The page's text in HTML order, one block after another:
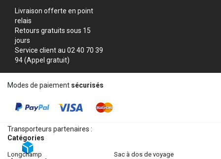
Livraison offerte en point
relais
Retours gratuits sous 15
jours
Service client au 02 40 70 39
94 (Appel gratuit)
Modes de paiement sécurisés
Transporteurs partenaires :
Catégories
longchamp
sac à dos de voyage